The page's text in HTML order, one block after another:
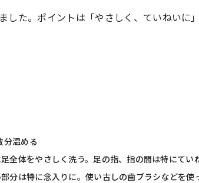
した。ポイントは「やさしく、ていねいに
温める
全体をやさしく洗う。足の指、指の間は特にてい
分は特に念入りに。使い古しの歯ブラシなどを使